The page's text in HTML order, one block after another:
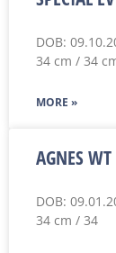
DOB:
34 cm / 34
MORE »
AGNES
DOB:
34 cm / 34